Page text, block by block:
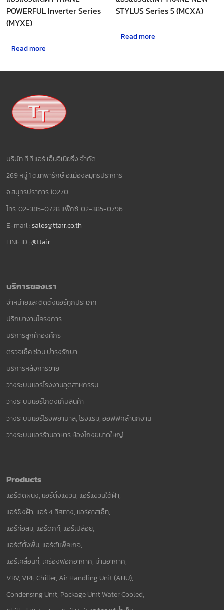
POWERFUL Inverter Series
(MYXE)
Read more
STYLUS Series 5 (MCXA)
Read more
บริษัท ที.ที.แอร์ เอ็นจิเนียริ่ง จำกัด
269 หมู่ 1 ต.เทพารักษ์ อ.เมืองสมุทรปราการ
จ.สมุทรปราการ 10270
โทร. 02-385-0728 แฟ็กซ์. 02-385-0796
E-mail :sales@ttair.co.th
LINE ID :@ttair
บริการของเรา
จำหน่ายและติดตั้งแอร์ทุกประเภท
ปรึกษางานโครงการ
บริการลูกค้าองค์กร
ตรวจเช็ค ซ่อม บำรุงรักษา
บริการหลังการขาย
วางระบบแอร์โรงงานอุตสาหกรรม
วางระบบแอร์โกดังเก็บสินค้า
วางระบบแอร์โรงพยาบาล, โรงแรม, ออฟฟิศสำนักงาน
วางระบบแอร์ร้านอาหาร ห้องโถงขนาดใหญ่
Products
แอร์ติดผนัง, แอร์ตั้งแขวน, แอร์แขวนใต้ฝ้า,
แอร์ฝังฝ้า, แอร์ 4 ทิศทาง, แอร์คาสเซ็ท,
แอร์ท่อลม, แอร์ดักท์, แอร์เปลือย,
แอร์ตู้ตั้งพื้น, แอร์ตู้แพ็คเกจ,
แอร์เคลื่อนที่, เครื่องฟอกอากาศ, ม่านอากาศ,
VRV, VRF, Chiller, Air Handling Unit (AHU),
Condensing Unit, Package Unit Water Cooled,